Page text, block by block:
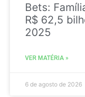
Bets:
R$ 62,5
2025
VER MATÉRIA »
6 de agosto de 2026